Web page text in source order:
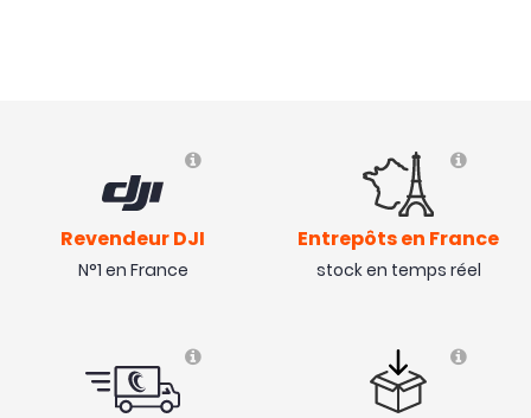
Revendeur DJI
N°1 en France
Entrepôts en France
stock en temps réel